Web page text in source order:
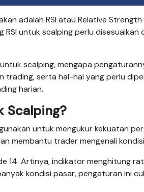
adalah RSI atau Relative
RSI untuk scalping perlu
scalping, mengapa
trading, serta hal-hal yang perlu
harian.
Scalping?
untuk mengukur kekuatan
membantu trader mengenali
14. Artinya, indikator menghitung
kondisi pasar, pengaturan ini